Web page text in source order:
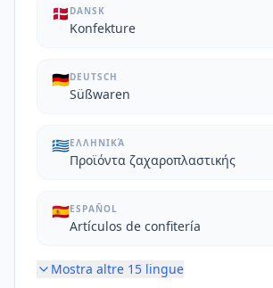
🇩🇰 DANSK
Konfekture
🇩🇪DEUTSCH
Süßwaren
🇬🇷ΕΛΛΗΝΙΚΆ
Προϊόντα ζαχαροπλαστικής
🇪🇸ESPAÑOL
Artículos de confitería
Mostra altre 15 lingue